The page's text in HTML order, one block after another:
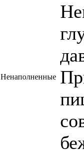
Ненаполненные